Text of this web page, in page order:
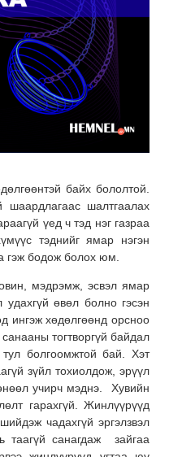
байх бололтой.
шалтгаалах
үед ч тэд нэг газраа
тэднийг ямар нэгэн
гэж бодож болох юм.
мэдрэмж, эсвэл ямар
удахгүй өвөл болно гэсэн
ингэж хөдөлгөөнд орсноо
тогтворгүй байдал
болгоомжтой бай. Хэт
зүйл тохиолдож, эрүүл
учирч мэднэ. Хувийн
гарахгүй. Жинлүүрүүд
чадахгүй эргэлзвэл
таагүй санагдаж зайгаа